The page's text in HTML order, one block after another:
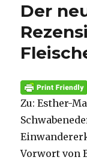
Der
Zu: Esther-
Vorwort von